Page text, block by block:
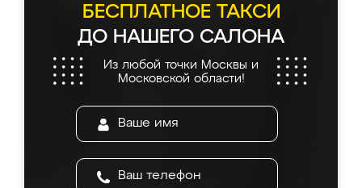
БЕСПЛАТНОЕ ТАКСИ
ДО НАШЕГО САЛОНА
Из любой точки Москвы и
Московской области!